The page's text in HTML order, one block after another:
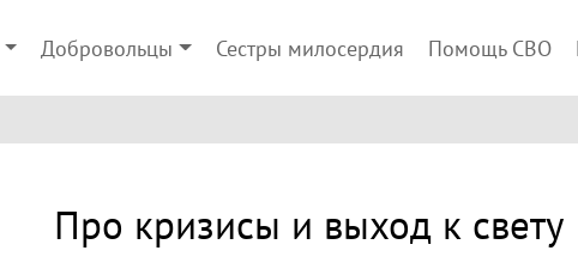
Добровольцы Сестры милосердия Помощь СВО
Про кризисы и выход к свету